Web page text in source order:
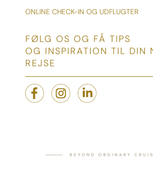
ONLINE CHECK-IN OG UDFLUGTER
FØLG OS OG FÅ TIPS
OG INSPIRATION TIL DIN
REJSE